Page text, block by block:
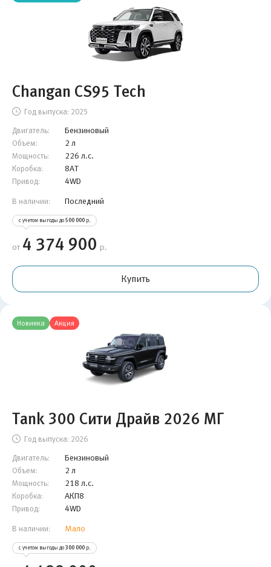
Changan CS95 Tech
Год выпуска: 2025
Двигатель: Бензиновый
Объем: 2 л
Мощность: 226 л.с.
Коробка: 8AT
Привод: 4WD
В наличии: Последний
с учетом выгоды до 500 000 р.
от 4 374 900 р.
Купить
Новинка Акция
Tank 300 Сити Драйв 2026 МГ
Год выпуска: 2026
Двигатель: Бензиновый
Объем: 2 л
Мощность: 218 л.с.
Коробка: АКП8
Привод: 4WD
В наличии: Мало
с учетом выгоды до 300 000 р.